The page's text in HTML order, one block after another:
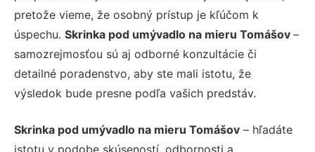
pretože vieme, že osobný prístup je kľúčom k
úspechu. Skrinka pod umývadlo na mieru Tomášov –
samozrejmosťou sú aj odborné konzultácie či
detailné poradenstvo, aby ste mali istotu, že
výsledok bude presne podľa vašich predstáv.
Skrinka pod umývadlo na mieru Tomášov – hľadáte
istotu v podobe skúseností, odbornosti a